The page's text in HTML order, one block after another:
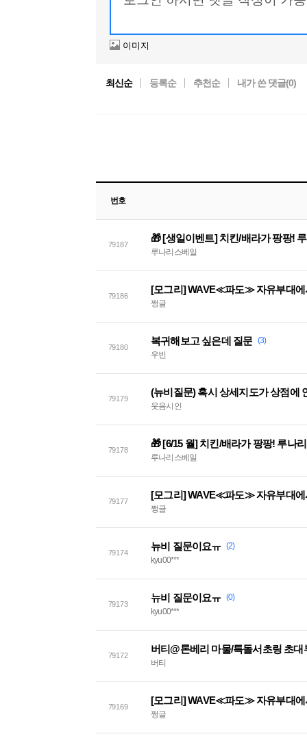
이미지
최신순 등록순 추천순 내가 쓴 댓글(0)
번호
79187
루나리스베일
79186
[모그리] WAVE≪파도≫ 자유부대에
쩡글
79180
복귀해보고 싶은데 질문 (3)
우빈
79179
웃음시인
79178
루나리스베일
79177
[모그리] WAVE≪파도≫ 자유부대에
쩡글
79174
뉴비 질문이요ㅠ (2)
kyu00***
79173
뉴비 질문이요ㅠ (0)
kyu00***
79172
버티@톤베리 마물/특돌서초링 초
버티
79169
[모그리] WAVE≪파도≫ 자유부대에
쩡글